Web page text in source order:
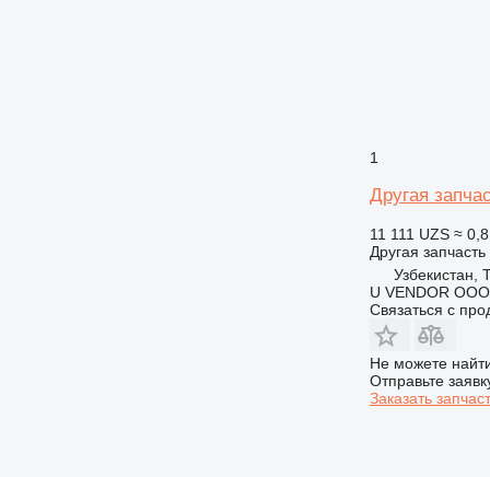
1
Другая
11 111 UZS ≈
Другая
Узбекистан,
U VENDOR OOO
Связаться с
Не можете
Отправьте
Заказать